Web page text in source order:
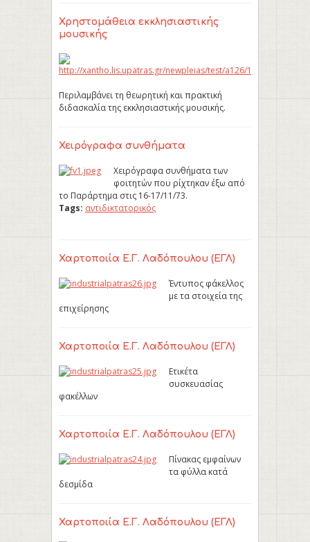
Χρηστομάθεια εκκλησιαστικής
μουσικής
Περιλαμβάνει τη θεωρητική και πρακτική
διδασκαλία της εκκλησιαστικής μουσικής.
Χειρόγραφα συνθήματα
Χειρόγραφα συνθήματα των
φοιτητών που ρίχτηκαν έξω από
το Παράρτημα στις 16-17/11/73.
Tags: αντιδικτατορικός
Χαρτοποιία Ε.Γ. Λαδόπουλου (ΕΓΛ)
Έντυπος φάκελλος
με τα στοιχεία της
επιχείρησης
Χαρτοποιία Ε.Γ. Λαδόπουλου (ΕΓΛ)
Ετικέτα
συσκευασίας
φακέλλων
Χαρτοποιία Ε.Γ. Λαδόπουλου (ΕΓΛ)
Πίνακας εμφαίνων
τα φύλλα κατά
δεσμίδα
Χαρτοποιία Ε.Γ. Λαδόπουλου (ΕΓΛ)